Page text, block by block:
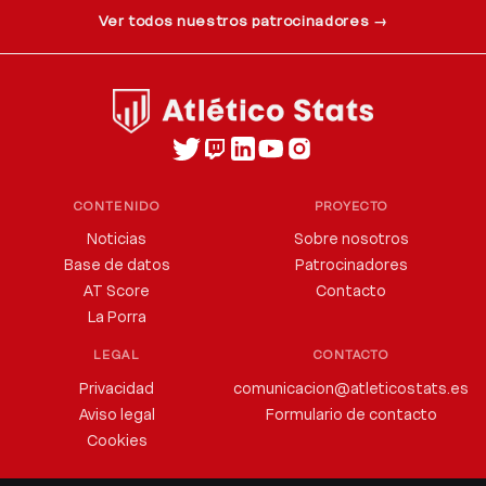
Ver todos nuestros patrocinadores →
CONTENIDO
Noticias
Base de datos
AT Score
La Porra
PROYECTO
Sobre nosotros
Patrocinadores
Contacto
LEGAL
Privacidad
Aviso legal
Cookies
CONTACTO
comunicacion@atleticostats.es
Formulario de contacto